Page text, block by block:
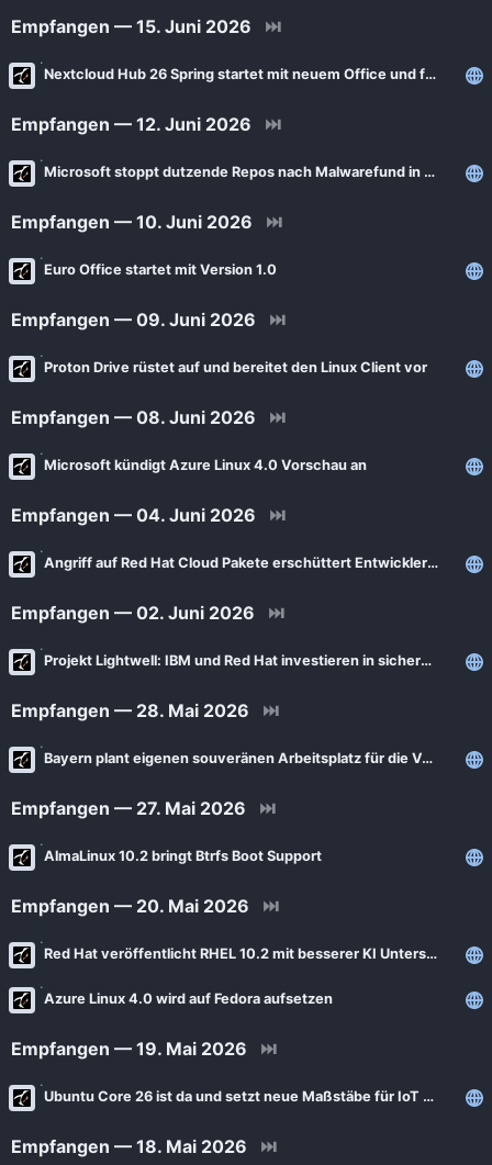
Empfangen — 15. Juni 2026 ⏭
Nextcloud Hub 26 Spring startet mit neuem Office und frischem Design
Empfangen — 12. Juni 2026 ⏭
Microsoft stoppt dutzende Repos nach Malwarefund in Open Source Projekten
Empfangen — 10. Juni 2026 ⏭
Euro Office startet mit Version 1.0
Empfangen — 09. Juni 2026 ⏭
Proton Drive rüstet auf und bereitet den Linux Client vor
Empfangen — 08. Juni 2026 ⏭
Microsoft kündigt Azure Linux 4.0 Vorschau an
Empfangen — 04. Juni 2026 ⏭
Angriff auf Red Hat Cloud Pakete erschüttert Entwicklerwelt
Empfangen — 02. Juni 2026 ⏭
Projekt Lightwell: IBM und Red Hat investieren in sichere Open Source Software
Empfangen — 28. Mai 2026 ⏭
Bayern plant eigenen souveränen Arbeitsplatz für die Verwaltung
Empfangen — 27. Mai 2026 ⏭
AlmaLinux 10.2 bringt Btrfs Boot Support
Empfangen — 20. Mai 2026 ⏭
Red Hat veröffentlicht RHEL 10.2 mit besserer KI Unterstützung
Azure Linux 4.0 wird auf Fedora aufsetzen
Empfangen — 19. Mai 2026 ⏭
Ubuntu Core 26 ist da und setzt neue Maßstäbe für IoT Geräte
Empfangen — 18. Mai 2026 ⏭